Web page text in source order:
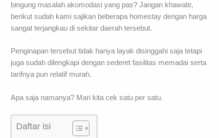
bingung masalah akomodasi yang pas? Jangan khawatir,
berikut sudah kami sajikan beberapa homestay dengan harga
sangat terjangkau di sekitar daerah tersebut.
Penginapan tersebut tidak hanya layak disinggahi saja tetapi
juga sudah dilengkapi dengan sederet fasilitas memadai serta
tarifnya pun relatif murah.
Apa saja namanya? Mari kita cek satu per satu.
Daftar isi